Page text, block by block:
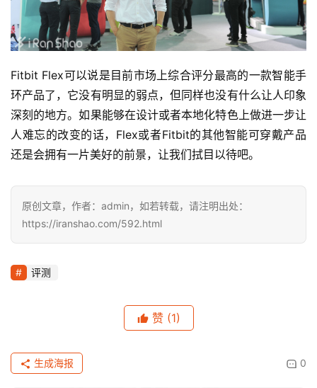
Fitbit Flex可以说是目前市场上综合评分最高的一款智能手
环产品了，它没有明显的弱点，但同样也没有什么让人印象
深刻的地方。如果能够在设计或者本地化特色上做进一步让
人难忘的改变的话，Flex或者Fitbit的其他智能可穿戴产品
还是会拥有一片美好的前景，让我们拭目以待吧。
原创文章，作者：admin，如若转载，请注明出处：
https://iranshao.com/592.html
评测
赞 (1)
0
生成海报